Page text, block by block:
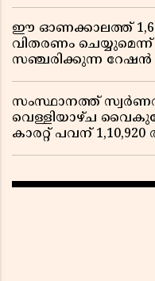
ഈ ഓണക്കാലത്ത്
വിതരണം
സഞ്ചരിക്കുന്ന
സംസ്ഥാനത്ത്
വെള്ളിയാഴ്ച
കാരറ്റ് പവന്